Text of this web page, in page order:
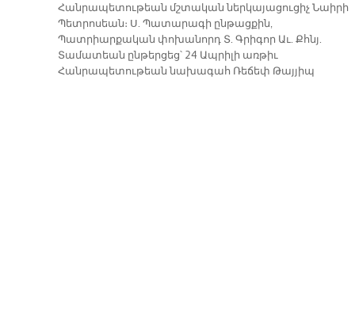
Հանրապետութեան մշտական ներկայացուցիչ Նաիրի
Պետրոսեան։ Ս. Պատարագի ընթացքին,
Պատրիարքական փոխանորդ Տ. Գրիգոր Աւ. Քհնյ.
Տամատեան ընթերցեց՝ 24 Ապրիլի առթիւ
Հանրապետութեան նախագահ Ռեճեփ Թայյիպ